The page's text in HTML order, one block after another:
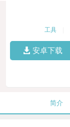
工具
安卓下载
简介